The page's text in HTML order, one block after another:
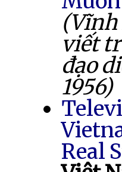
(Vĩnh
viết
đạo
1956)
Real